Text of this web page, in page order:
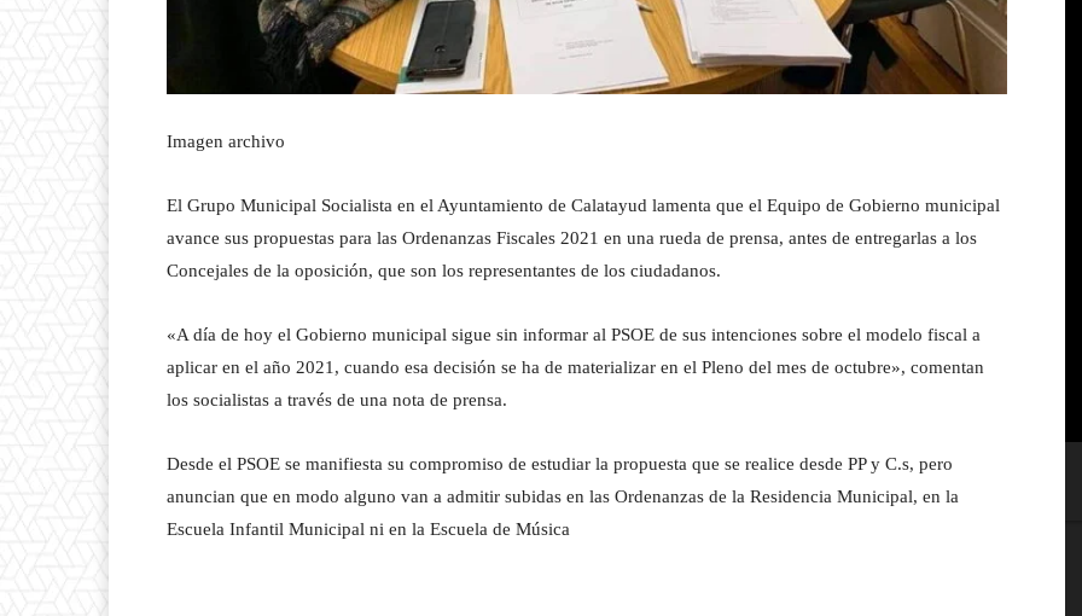
Imagen archivo
El Grupo Municipal Socialista en el Ayuntamiento de Calatayud lamenta que el Equipo de Gobierno municipal
avance sus propuestas para las Ordenanzas Fiscales 2021 en una rueda de prensa, antes de entregarlas a los
Concejales de la oposición, que son los representantes de los ciudadanos.
«A día de hoy el Gobierno municipal sigue sin informar al PSOE de sus intenciones sobre el modelo fiscal a
aplicar en el año 2021, cuando esa decisión se ha de materializar en el Pleno del mes de octubre», comentan
los socialistas a través de una nota de prensa.
Desde el PSOE se manifiesta su compromiso de estudiar la propuesta que se realice desde PP y C.s, pero
anuncian que en modo alguno van a admitir subidas en las Ordenanzas de la Residencia Municipal, en la
Escuela Infantil Municipal ni en la Escuela de Música